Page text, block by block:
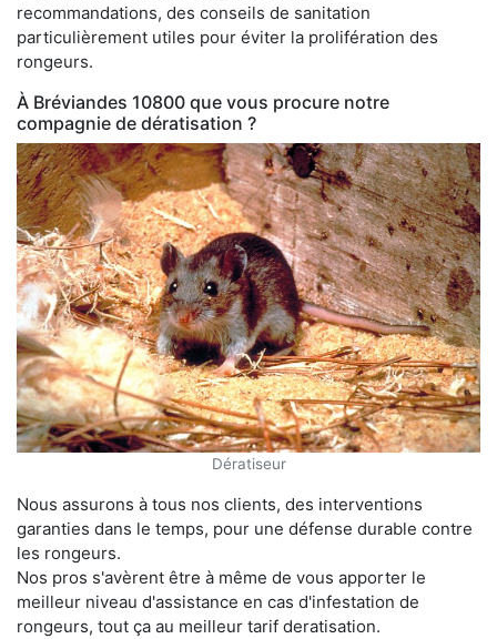
recommandations, des conseils de sanitation
particulièrement utiles pour éviter la prolifération des
rongeurs.
À Bréviandes 10800 que vous procure notre
compagnie de dératisation ?
Dératiseur
Nous assurons à tous nos clients, des interventions
garanties dans le temps, pour une défense durable contre
les rongeurs.
Nos pros s'avèrent être à même de vous apporter le
meilleur niveau d'assistance en cas d'infestation de
rongeurs, tout ça au meilleur tarif deratisation.